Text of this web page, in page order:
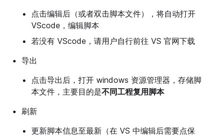
点击编辑后（或者双击脚本文件），将自动打开
VScode，编辑脚本
若没有 VScode，请用户自行前往 VS 官网下载
导出
点击导出后，打开 windows 资源管理器，存储脚
本文件，主要目的是不同工程复用脚本
刷新
更新脚本信息至最新（在 VS 中编辑后需要点保